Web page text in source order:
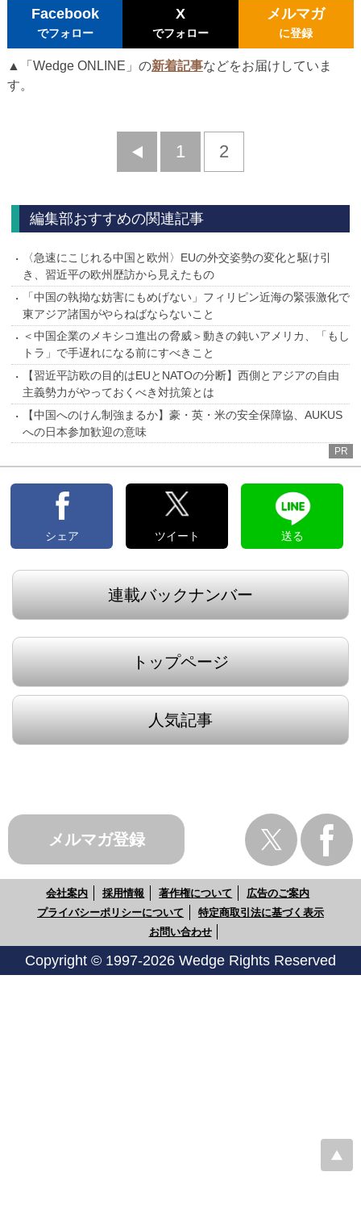
Facebook
でフォロー
X
でフォロー
メルマガ
に登録
▲「Wedge ONLINE」の新着記事などをお届けしていま
す。
前
1 2
編集部おすすめの関連記事
〈急速にこじれる中国と欧州〉EUの外交姿勢の変化と駆け引
き、習近平の欧州歴訪から見えたもの
「中国の執拗な妨害にもめげない」フィリピン近海の緊張激化で
東アジア諸国がやらねばならないこと
＜中国企業のメキシコ進出の脅威＞動きの鈍いアメリカ、「もし
トラ」で手遅れになる前にすべきこと
【習近平訪欧の目的はEUとNATOの分断】西側とアジアの自由
主義勢力がやっておくべき対抗策とは
【中国へのけん制強まるか】豪・英・米の安全保障協、AUKUS
への日本参加歓迎の意味
PR
シェア ツイート 送る
連載バックナンバー
トップページ
人気記事
メルマガ登録
会社案内 採用情報 著作権について
広告のご案内
プライバシーポリシーについて
特定商取引法に基づく表示
お問い合わせ
Copyright © 1997-2026 Wedge Rights Reserved